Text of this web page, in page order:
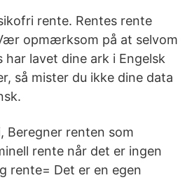
rente. Rentes rente
opmærksom på at selvom
har lavet dine ark i Engelsk
så mister du ikke dine data
Beregner renten som
rente når det er ingen
rente= Det er en egen